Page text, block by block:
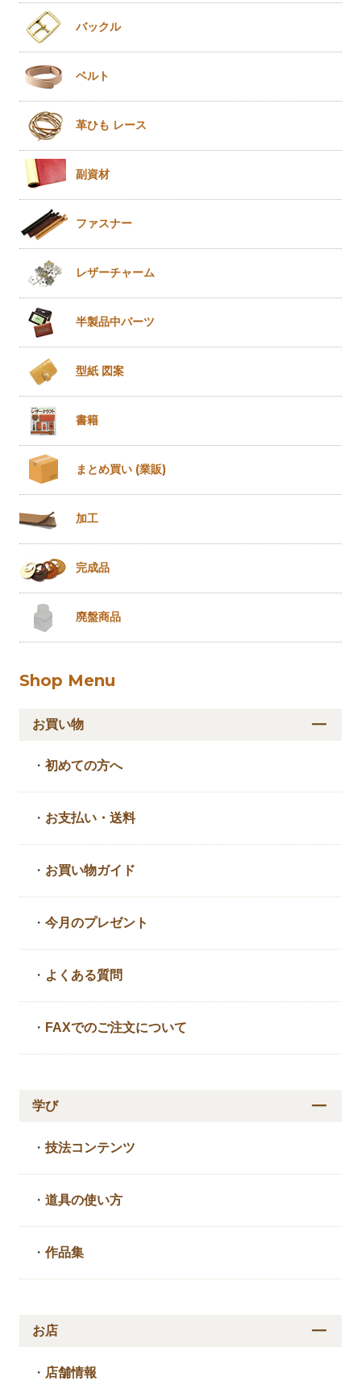
バックル
ベルト
革ひも レース
副資材
ファスナー
レザーチャーム
半製品中パーツ
型紙 図案
書籍
まとめ買い (業販)
加工
完成品
廃盤商品
Shop Menu
お買い物
・初めての方へ
・ お支払い・送料
・ お買い物ガイド
・今月のプレゼント
・ よくある質問
・ FAXでのご注文について
学び
・技法コンテンツ
・道具の使い方
・作品集
お店
・ 店舗情報